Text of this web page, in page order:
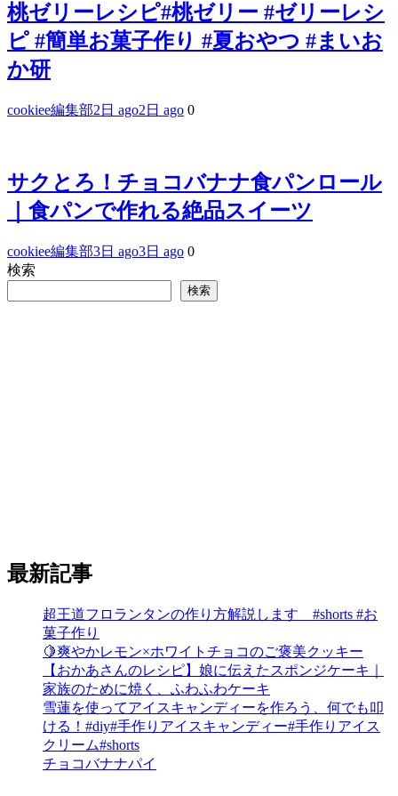
桃ゼリーレシピ#桃ゼリー #ゼリーレシ
ピ #簡単お菓子作り #夏おやつ #まいお
か研
cookiee編集部2日 ago2日 ago 0
サクとろ！チョコバナナ食パンロール
｜食パンで作れる絶品スイーツ
cookiee編集部3日 ago3日 ago 0
検索
検索
最新記事
超王道フロランタンの作り方解説します #shorts #お
菓子作り
🍋爽やかレモン×ホワイトチョコのご褒美クッキー
【おかあさんのレシピ】娘に伝えたスポンジケーキ｜
家族のために焼く、ふわふわケーキ
雪蓮を使ってアイスキャンディーを作ろう、何でも叩
ける！#diy#手作りアイスキャンディー#手作りアイス
クリーム#shorts
チョコバナナパイ